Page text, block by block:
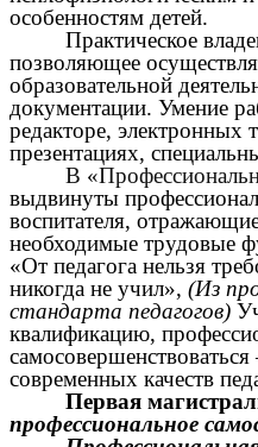
особенностям детей.
Практическое
позволяющее
образовательной
документации. Умение
редакторе, электронных
презентациях,
В
выдвинуты
воспитателя,
необходимые трудовые
«От педагога нельзя
никогда не учил», (Из
стандарта педагогов)
квалификацию,
современных качеств
Первая
профессиональное